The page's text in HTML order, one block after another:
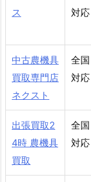
ス
対応
中古農機具
買取専門店
ネクスト
全国
対応
出張買取2
4時 農機具
買取
全国
対応